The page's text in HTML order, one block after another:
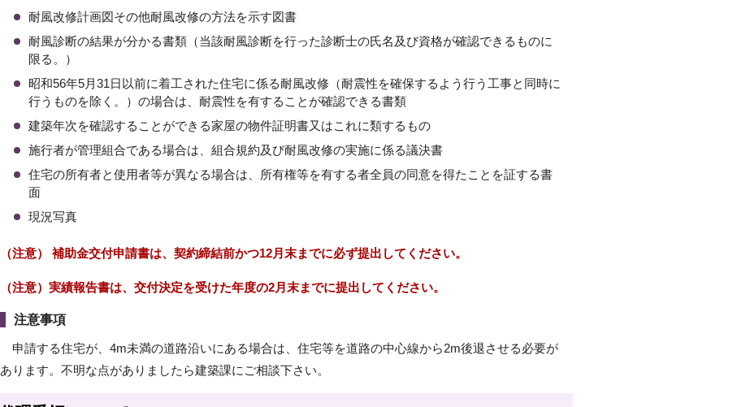
耐風改修計画図その他耐風改修の方法を示す図書
耐風診断の結果が分かる書類（当該耐風診断を行った診断士の氏名及び資格が確認できるものに
限る。）
昭和56年5月31日以前に着工された住宅に係る耐風改修（耐震性を確保するよう行う工事と同時に
行うものを除く。）の場合は、耐震性を有することが確認できる書類
建築年次を確認することができる家屋の物件証明書又はこれに類するもの
施行者が管理組合である場合は、組合規約及び耐風改修の実施に係る議決書
住宅の所有者と使用者等が異なる場合は、所有権等を有する者全員の同意を得たことを証する書
面
現況写真
（注意） 補助金交付申請書は、契約締結前かつ12月末までに必ず提出してください。
（注意）実績報告書は、交付決定を受けた年度の2月末までに提出してください。
注意事項
申請する住宅が、4m未満の道路沿いにある場合は、住宅等を道路の中心線から2m後退させる必要が
あります。不明な点がありましたら建築課にご相談下さい。